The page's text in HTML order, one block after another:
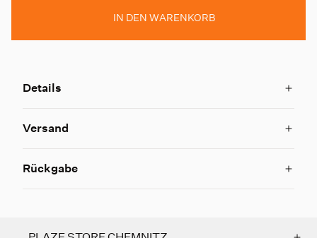
IN DEN WARENKORB
Details
Versand
Rückgabe